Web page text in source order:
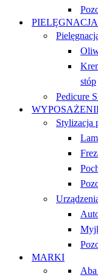
PIELĘGNACJA
stóp
Pedicure
Stylizacja
MARKI